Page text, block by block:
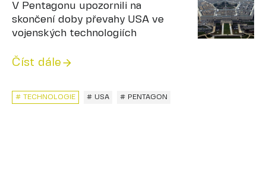
V Pentagonu upozornili na
skončení doby převahy USA ve
vojenských technologiích
Číst dále
# USA # PENTAGON
# TECHNOLOGIE